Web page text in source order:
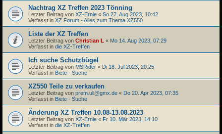
Nachtrag XZ Treffen 2023 Tönning
Letzter Beitrag von XZ-Ernie « So 27. Aug 2023, 10:42
Verfasst in XZ Forum - Alles zum Thema XZ550
Liste der XZ Treffen
Letzter Beitrag von Christian L « Mo 14. Aug 2023, 07:29
Verfasst in die XZ-Treffen
Ich suche Schutzbügel
Letzter Beitrag von MSRider « Di 18. Jul 2023, 20:25
Verfasst in Biete - Suche
XZ550 Teile zu verkaufen
Letzter Beitrag von prem.uli@gmx.de « Do 20. Apr 2023, 07:35
Verfasst in Biete - Suche
Änderung XZ Treffen 10.08-13.08.2023
Letzter Beitrag von XZ-Ernie « Fr 10. Mär 2023, 14:10
Verfasst in die XZ-Treffen